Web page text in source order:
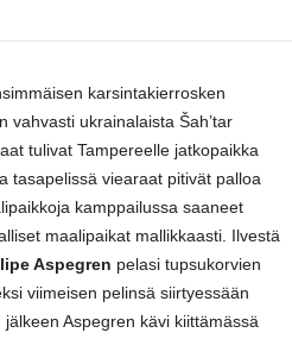
karsintakierrosken
vahvasti ukrainalaista Šah’tar
tulivat Tampereelle jatkopaikka
tasapelissä viearaat pitivät palloa
kamppailussa saaneet
maalipaikat mallikkaasti. Ilvestä
Aspegren pelasi tupsukorvien
viimeisen pelinsä siirtyessään
Aspegren kävi kiittämässä